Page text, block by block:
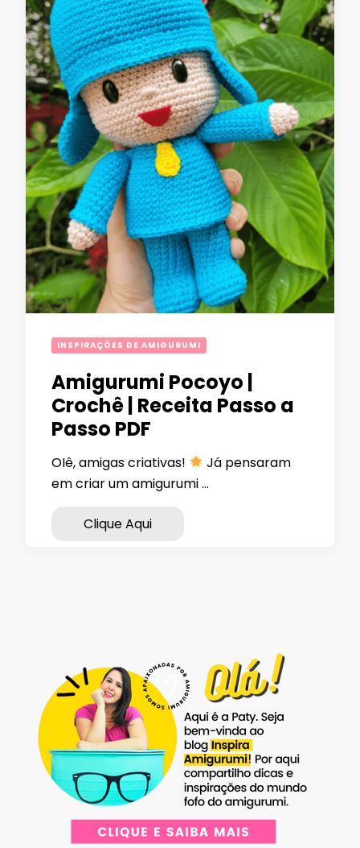
INSPIRAÇÕES DE AMIGURUMI
Amigurumi Pocoyo |
Crochê | Receita Passo a
Passo PDF
OIê, amigas criativas!
Já pensaram
em criar um amigurumi …
Clique Aqui